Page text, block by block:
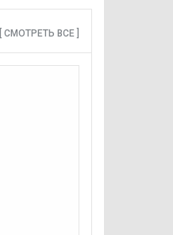
[ СМОТРЕТЬ ВСЕ ]